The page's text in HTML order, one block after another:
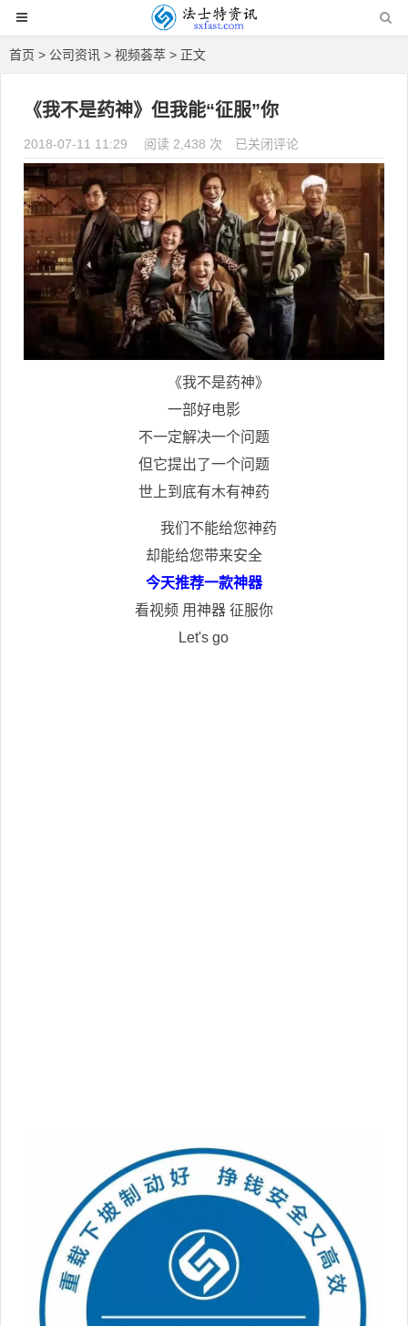
首页 > 公司资讯 > 视频荟萃 > 正文
《我不是药神》但我能“征服”你
2018-07-11 11:29 阅读 2,438 次
《我不是药神》但我能“征服”
你
已关闭评论
《我不是药神》
一部好电影
不一定解决一个问题
但它提出了一个问题
世上到底有木有神药
我们不能给您神药
却能给您带来安全
今天推荐一款神器
看视频 用神器 征服你
Let's go